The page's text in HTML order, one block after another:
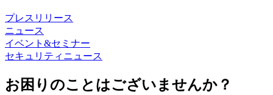
プレスリリース
ニュース
イベント&セミナー
セキュリティニュース
お困りのことはございませんか？